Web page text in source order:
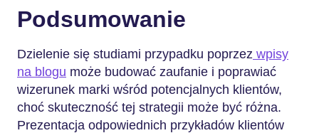
Podsumowanie
Dzielenie się studiami przypadku poprzez wpisy
na blogu może budować zaufanie i poprawiać
wizerunek marki wśród potencjalnych klientów,
choć skuteczność tej strategii może być różna.
Prezentacja odpowiednich przykładów klientów